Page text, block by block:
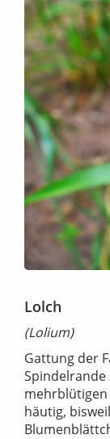
Lolch
(Lolium)
Gattung der
mehrblütigen
häutig,